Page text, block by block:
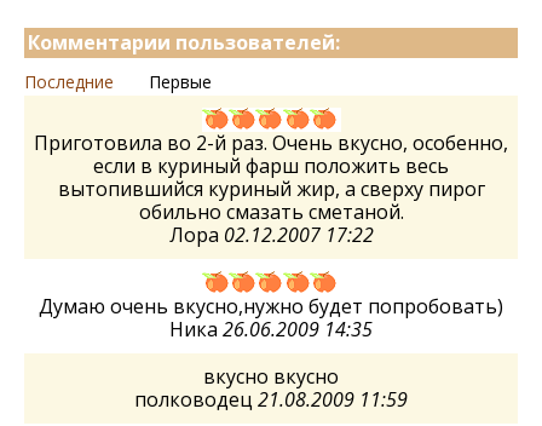
Комментарии пользователей:
Последние Первые
Приготовила во 2-й раз. Очень вкусно, особенно,
если в куриный фарш положить весь
вытопившийся куриный жир, а сверху пирог
обильно смазать сметаной.
Лора 02.12.2007 17:22
Думаю очень вкусно,нужно будет попробовать)
Ника 26.06.2009 14:35
вкусно вкусно
полководец 21.08.2009 11:59